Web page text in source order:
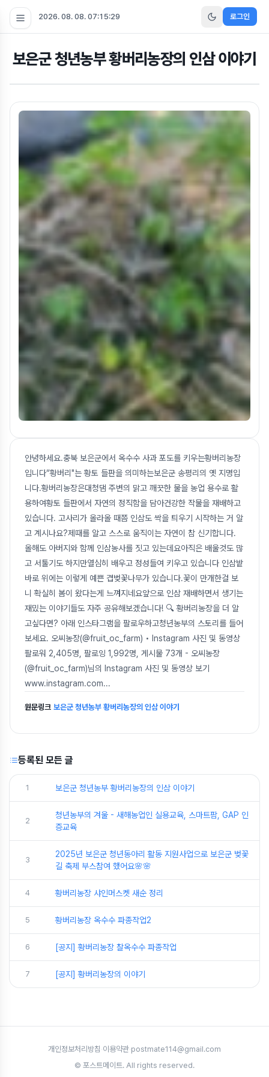
2026. 08. 08. 07:15:29 로그인
보은군 청년농부 황버리농장의 인삼 이야기
안녕하세요.충북 보은군에서 옥수수 사과 포도를 키우는황버리농장
입니다“황버리"는 황토 들판을 의미하는보은군 송평리의 옛 지명입
니다.황버리농장은대청댐 주변의 맑고 깨끗한 물을 농업 용수로 활
용하여황토 들판에서 자연의 정직함을 담아건강한 작물을 재배하고
있습니다. 고사리가 올라올 때쯤 인삼도 싹을 틔우기 시작하는 거 알
고 계시나요?제때를 알고 스스로 움직이는 자연이 참 신기합니다.
올해도 아버지와 함께 인삼농사를 짓고 있는데요아직은 배울것도 많
고 서툴기도 하지만열심히 배우고 정성들여 키우고 있습니다 인삼밭
바로 위에는 이렇게 예쁜 겹벚꽃나무가 있습니다.꽃이 만개한걸 보
니 확실히 봄이 왔다는게 느껴지네요앞으로 인삼 재배하면서 생기는
재밌는 이야기들도 자주 공유해보겠습니다! 🔍 황버리농장을 더 알
고싶다면? 아래 인스타그램을 팔로우하고청년농부의 스토리를 들어
보세요. 오씨농장(@fruit_oc_farm) • Instagram 사진 및 동영상
팔로워 2,405명, 팔로잉 1,992명, 게시물 73개 - 오씨농장
(@fruit_oc_farm)님의 Instagram 사진 및 동영상 보기
www.instagram.com...
원문링크 보은군 청년농부 황버리농장의 인삼 이야기
등록된 모든 글
1 보은군 청년농부 황버리농장의 인삼 이야기
2
청년농부의 겨울 - 새해농업인 실용교육, 스마트팜, GAP 인
증교육
3
2025년 보은군 청년동아리 활동 지원사업으로 보은군 벚꽃
길 축제 부스참여 했어요🌸🌸
4 황버리농장 샤인머스켓 새순 정리
5 황버리농장 옥수수 파종작업2
6 [공지] 황버리농장 찰옥수수 파종작업
7 [공지] 황버리농장의 이야기
개인정보처리방침 ·이용약관·postmate114@gmail.com
© 포스트메이트. All rights reserved.